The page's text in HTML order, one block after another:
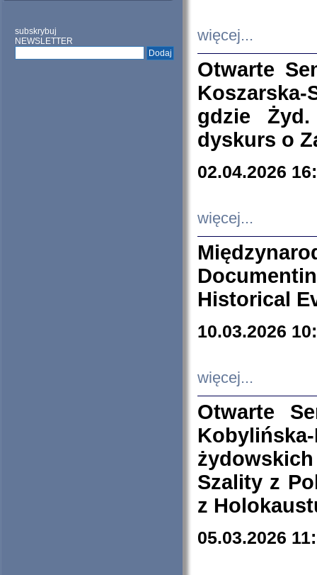
subskrybuj
NEWSLETTER
więcej...
Otwarte
Koszarska-
gdzie
dyskurs o
02.04.2026
więcej...
Historical
10.03.2026
więcej...
Otwarte
Szality z
z
05.03.2026